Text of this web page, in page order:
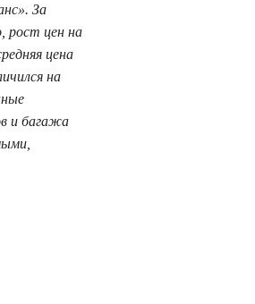
За
рост цен на
цена
на
и багажа